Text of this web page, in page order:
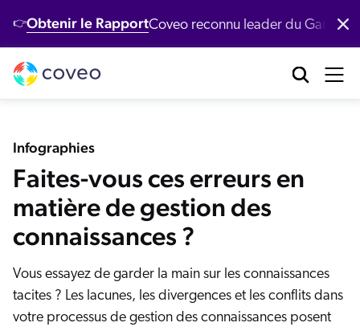
👉Obtenir le RapportCoveo reconnu leader du
Produits
conversationnelle Nouveau
de récupération passages
intelligente
de contenu
Industries
au détail
financiers
Clients
Nos clients récompensés
Programme de réussite client
client
succès client
Développeurs
MCP
Labs
Ressources
clients
populaires
Modèles d'IA
IA Générative
Quoi de neuf ?
Études de cas
Infographies
Faites-vous ces erreurs en
matière de gestion des
connaissances ?
Vous essayez de garder la main sur les connaissances
tacites ? Les lacunes, les divergences et les conflits dans
votre processus de gestion des connaissances posent